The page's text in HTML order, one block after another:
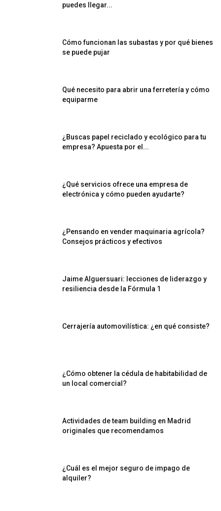
puedes llegar...
Cómo funcionan las subastas y por qué bienes
se puede pujar
Qué necesito para abrir una ferretería y cómo
equiparme
¿Buscas papel reciclado y ecológico para tu
empresa? Apuesta por el...
¿Qué servicios ofrece una empresa de
electrónica y cómo pueden ayudarte?
¿Pensando en vender maquinaria agrícola?
Consejos prácticos y efectivos
Jaime Alguersuari: lecciones de liderazgo y
resiliencia desde la Fórmula 1
Cerrajería automovilística: ¿en qué consiste?
¿Cómo obtener la cédula de habitabilidad de
un local comercial?
Actividades de team building en Madrid
originales que recomendamos
¿Cuál es el mejor seguro de impago de
alquiler?